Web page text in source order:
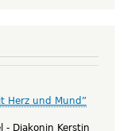
Herz und Mund”
Diakonin Kerstin